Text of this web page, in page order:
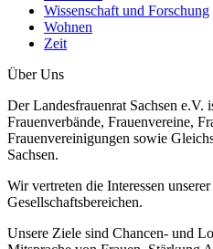
Wissenschaft und Forschung
Wohnen
Zeit
Über Uns
Der Landesfrauenrat Sachsen e.V.
Frauenverbände, Frauenvereine,
Frauenvereinigungen sowie
Sachsen.
Wir vertreten die Interessen
Gesellschaftsbereichen.
Unsere Ziele sind Chancen- und